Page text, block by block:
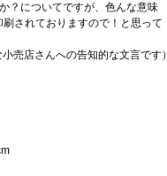
？についてですが、色んな意味
されておりますので！と思って
売店さんへの告知的な文言です）